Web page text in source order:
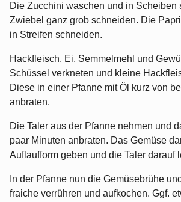
Die Zucchini waschen und in Scheiben
Zwiebel ganz grob schneiden. Die
in Streifen schneiden.
Hackfleisch, Ei, Semmelmehl und
Schüssel verkneten und kleine
Diese in einer Pfanne mit Öl kurz von
anbraten.
Die Taler aus der Pfanne nehmen und
paar Minuten anbraten. Das Gemüse
Auflaufform geben und die Taler darauf
In der Pfanne nun die Gemüsebrühe
fraiche verrühren und aufkochen. Ggf.